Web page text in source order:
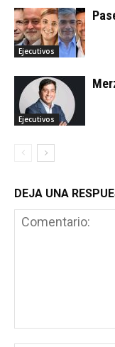
Ejecutivos
Ejecutivos
DEJA UNA